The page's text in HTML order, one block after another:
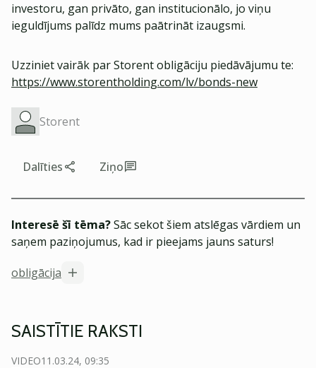
investoru, gan privāto, gan institucionālo, jo viņu
ieguldījums palīdz mums paātrināt izaugsmi.
Uzziniet vairāk par Storent obligāciju piedāvājumu te:
https://www.storentholding.com/lv/bonds-new
Storent
Dalīties Ziņo
Interesē šī tēma?Sāc sekot šiem atslēgas vārdiem un
saņem paziņojumus, kad ir pieejams jauns saturs!
obligācija
SAISTĪTIE RAKSTI
VIDEO11.03.24, 09:35